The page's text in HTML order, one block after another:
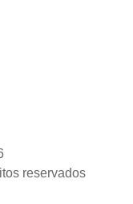
reservados